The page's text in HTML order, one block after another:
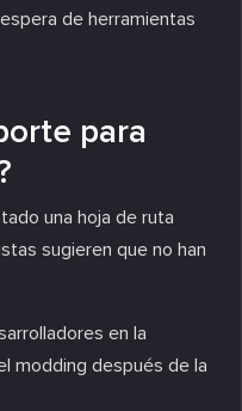
de herramientas
para
una hoja de ruta
sugieren que no han
en la
modding después de la